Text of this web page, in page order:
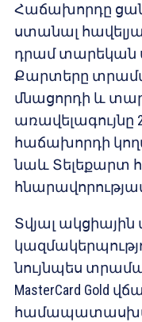
Հաճախորդը
ստանալ
դրամ տարեկան
Քարտերը
մնացորդի և
հաճախորդի
նաև Տելեքարտ
Տվյալ
նույնպես
MasterCard Gold